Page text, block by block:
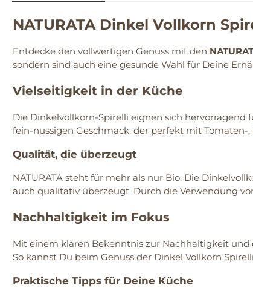
NATURATA Dinkel Vollkorn
Entdecke den vollwertigen Genuss mit den
sondern sind auch eine gesunde Wahl für Deine
Vielseitigkeit in der Küche
Die Dinkelvollkorn-Spirelli eignen sich hervorragend
fein-nussigen Geschmack, der perfekt mit Tomaten-
Qualität, die überzeugt
NATURATA steht für mehr als nur Bio. Die
auch qualitativ überzeugt. Durch die Verwendung
Nachhaltigkeit im Fokus
Mit einem klaren Bekenntnis zur Nachhaltigkeit
So kannst Du beim Genuss der Dinkel Vollkorn
Praktische Tipps für Deine Küche